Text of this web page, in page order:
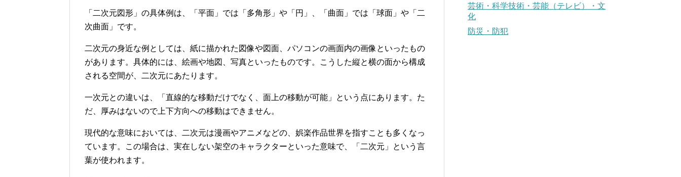
「二次元図形」の具体例は、「平面」では「多角形」や「円」、「曲面」では「球面」や「二
次曲面」です。
二次元の身近な例としては、紙に描かれた図像や図面、パソコンの画面内の画像といったもの
があります。具体的には、絵画や地図、写真といったものです。こうした縦と横の面から構成
される空間が、二次元にあたります。
一次元との違いは、「直線的な移動だけでなく、面上の移動が可能」という点にあります。た
だ、厚みはないので上下方向への移動はできません。
現代的な意味においては、二次元は漫画やアニメなどの、娯楽作品世界を指すことも多くなっ
ています。この場合は、実在しない架空のキャラクターといった意味で、「二次元」という言
葉が使われます。
芸術・科学技術・芸能（テレビ）・文
化
防災・防犯